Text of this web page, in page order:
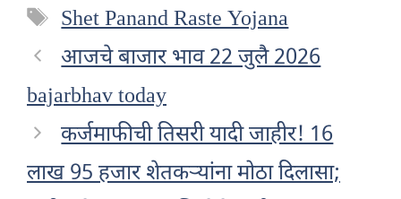
Tags
Shet Panand Raste Yojana
आजचे बाजार भाव 22 जुलै 2026
bajarbhav today
कर्जमाफीची तिसरी यादी जाहीर! 16
लाख 95 हजार शेतकऱ्यांना मोठा दिलासा;